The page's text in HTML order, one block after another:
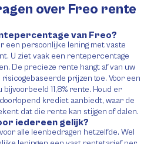
over Freo rente
van Freo?
een persoonlijke lening met vaste
U ziet vaak een rentepercentage
De precieze rente hangt af van uw
prijzen toe. Voor een
11,8% rente. Houd er
krediet aanbiedt, waar de
dat die rente kan stijgen of dalen.
iedereen gelijk?
alle leenbedragen hetzelfde. Wel